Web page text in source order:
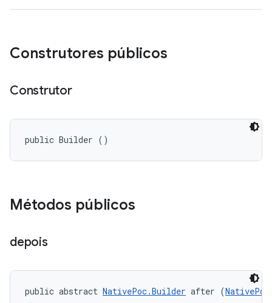
Construtores públicos
Construtor
public Builder ()
Métodos públicos
depois
public abstract NativePoc.Builder after (